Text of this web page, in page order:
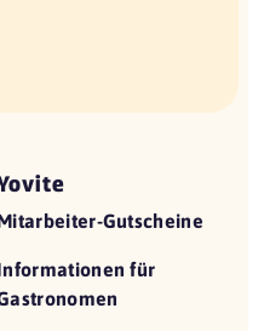
Gutscheine
für